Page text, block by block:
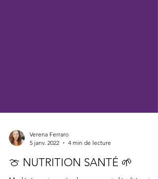
Verena Ferraro
5 janv. 2022
4 min de lecture
🍈 NUTRITION SANTÉ 🌱